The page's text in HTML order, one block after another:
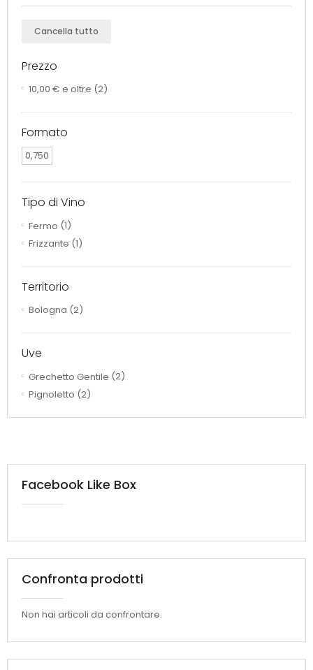
Cancella tutto
Prezzo
10,00 € e oltre (2)
Formato
0,750
Tipo di Vino
Fermo (1)
Frizzante (1)
Territorio
Bologna (2)
Uve
Grechetto Gentile (2)
Pignoletto (2)
Facebook Like Box
Confronta prodotti
Non hai articoli da confrontare.